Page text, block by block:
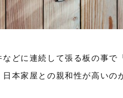
どに連続して張る板の事で「
本家屋との親和性が高いの